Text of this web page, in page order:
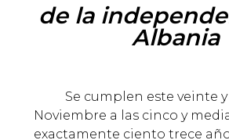
de la
Albania
Se cumplen este veinte y
Noviembre a las cinco y
exactamente ciento trece